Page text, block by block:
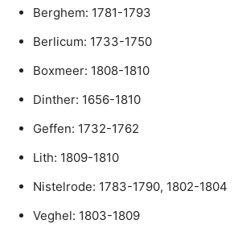
Berghem: 1781-1793
Berlicum: 1733-1750
Boxmeer: 1808-1810
Dinther: 1656-1810
Geffen: 1732-1762
Lith: 1809-1810
Nistelrode: 1783-1790, 1802-1804
Veghel: 1803-1809